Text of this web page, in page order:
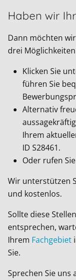
Haben wir
Dann möchten
drei
Klicken Sie
führen Sie
Alternativ
Ihrem
ID S28461.
Oder rufen
Wir unterstützen
und kostenlos.
Sollte diese
entsprechen,
Ihrem Fachgebiet
Sie.
Sprechen Sie uns